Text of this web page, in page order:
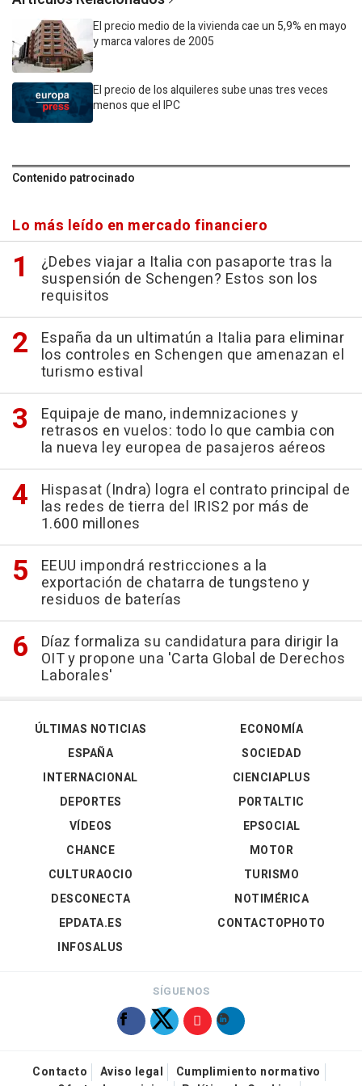
El precio medio de la vivienda cae un 5,9% en mayo
y marca valores de 2005
El precio de los alquileres sube unas tres veces
menos que el IPC
Contenido patrocinado
Lo más leído en mercado financiero
¿Debes viajar a Italia con pasaporte tras la
suspensión de Schengen? Estos son los
requisitos
España da un ultimatún a Italia para eliminar
los controles en Schengen que amenazan el
turismo estival
Equipaje de mano, indemnizaciones y
retrasos en vuelos: todo lo que cambia con
la nueva ley europea de pasajeros aéreos
Hispasat (Indra) logra el contrato principal de
las redes de tierra del IRIS2 por más de
1.600 millones
EEUU impondrá restricciones a la
exportación de chatarra de tungsteno y
residuos de baterías
Díaz formaliza su candidatura para dirigir la
OIT y propone una 'Carta Global de Derechos
Laborales'
ÚLTIMAS NOTICIAS
ESPAÑA
INTERNACIONAL
DEPORTES
VÍDEOS
ECONOMÍA
SOCIEDAD
CIENCIAPLUS
PORTALTIC
EPSOCIAL
CHANCE
CULTURAOCIO
DESCONECTA
EPDATA.ES
INFOSALUS
MOTOR
TURISMO
NOTIMÉRICA
CONTACTOPHOTO
SÍGUENOS
Contacto Aviso legal
Cumplimiento normativo